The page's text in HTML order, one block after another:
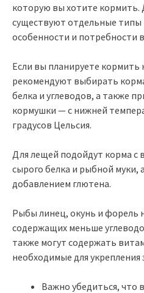
которую вы хотите кормить.
существуют отдельные
особенности и потребности
Если вы планируете кормить
рекомендуют выбирать
белка и углеводов, а также
кормушки — с нижней
градусов Цельсия.
Для лещей подойдут корма с
сырого белка и рыбной муки,
добавлением глютена.
Рыбы линец, окунь и форель
содержащих меньше
также могут содержать
необходимые для укрепления
Важно убедиться, что